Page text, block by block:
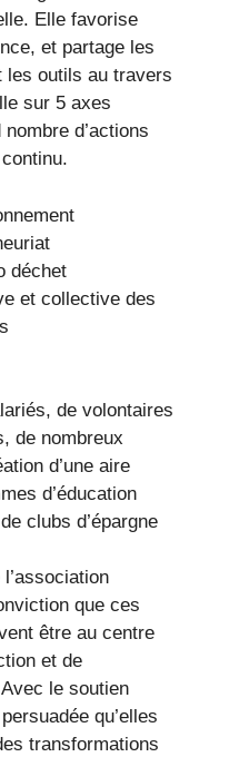
Elle favorise
et partage les
les outils au travers
sur 5 axes
d’actions
déchet
et collective des
de volontaires
de nombreux
d’une aire
d’éducation
clubs d’épargne
que ces
être au centre
et de
le soutien
qu’elles
transformations